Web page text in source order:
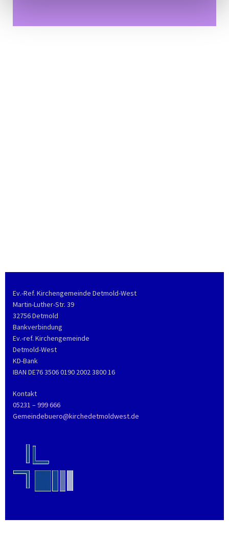
Ev.-Ref. Kirchengemeinde Detmold-West
Martin-Luther-Str. 39
32756 Detmold
Bankverbindung
Ev.-ref. Kirchengemeinde
Detmold-West
KD-Bank
IBAN DE76 3506 0190 2002 3800 16
Kontakt
05231 – 999 666
Gemeindebuero@kirchedetmoldwest.de